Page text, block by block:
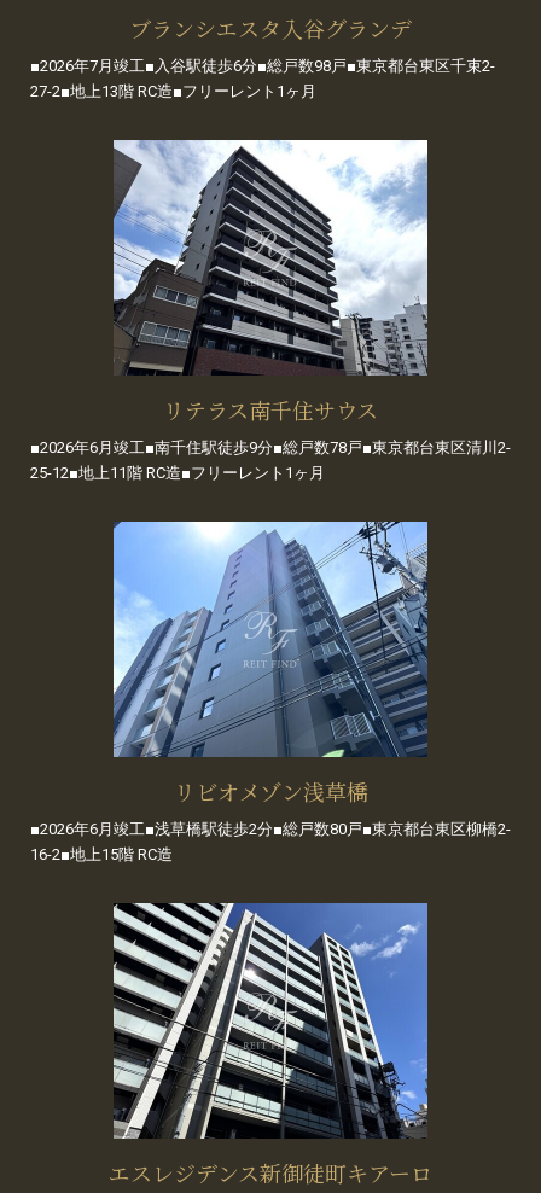
ブランシエスタ入谷グランデ
■2026年7月竣工■入谷駅徒歩6分■総戸数98戸■東京都台東区千束2-
27-2■地上13階 RC造■フリーレント1ヶ月
リテラス南千住サウス
■2026年6月竣工■南千住駅徒歩9分■総戸数78戸■東京都台東区清川2-
25-12■地上11階 RC造■フリーレント1ヶ月
リビオメゾン浅草橋
■2026年6月竣工■浅草橋駅徒歩2分■総戸数80戸■東京都台東区柳橋2-
16-2■地上15階 RC造
エスレジデンス新御徒町キアーロ